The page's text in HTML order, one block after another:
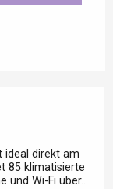
ideal direkt am
85 klimatisierte
und Wi-Fi über...